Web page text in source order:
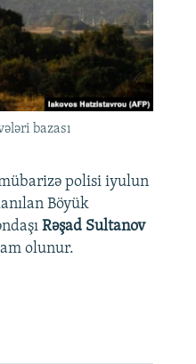
bazası
polisi iyulun
Böyük
Rəşad Sultanov
olunur.